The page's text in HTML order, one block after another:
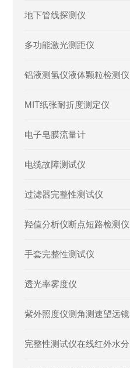
地下管线探测仪
多功能激光测距仪
铝液测氢仪液体颗粒检测仪
MIT纸张耐折度测定仪
电子皂膜流量计
电缆故障测试仪
过滤器完整性测试仪
羟值分析仪断点短路检测仪
手套完整性测试仪
透光率雾度仪
紫外照度仪测角测速望远镜
完整性测试仪在线红外水分